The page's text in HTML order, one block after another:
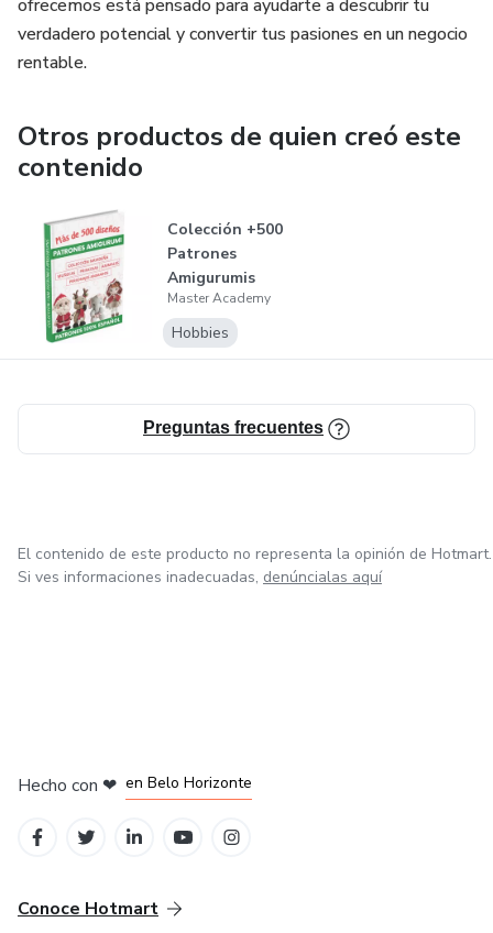
ofrecemos está pensado para ayudarte a descubrir tu
verdadero potencial y convertir tus pasiones en un negocio
rentable.
Otros productos de quien creó este
contenido
Colección +500
Patrones
Amigurumis
Master Academy
Hobbies
Preguntas frecuentes
El contenido de este producto no representa la opinión de Hotmart.
Si ves informaciones inadecuadas, denúncialas aquí
Hecho con ❤ en Belo Horizonte
Conoce Hotmart